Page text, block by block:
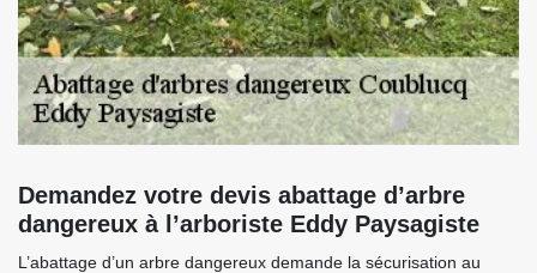
Demandez votre devis abattage d’arbre
dangereux à l’arboriste Eddy Paysagiste
L’abattage d’un arbre dangereux demande la sécurisation au